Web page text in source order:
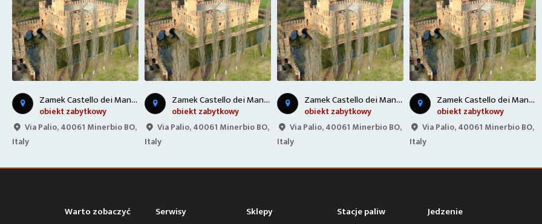
Z
amek Castello dei Manzoli - Włochy
obiekt zabytkowy
Via Palio, 40061 Minerbio BO,
Italy
Z
amek Castello dei Manzoli - Włochy
obiekt zabytkowy
Via Palio, 40061 Minerbio BO,
Italy
Z
amek Castello dei Manzoli - Włochy
obiekt zabytkowy
Via Palio, 40061 Minerbio BO,
Italy
Z
amek Castello dei Manzoli - Włochy
obiekt zabytkowy
Via Palio, 40061 Minerbio BO,
Italy
Warto zobaczyć Serwisy Sklepy Stacje paliw
Jedzenie